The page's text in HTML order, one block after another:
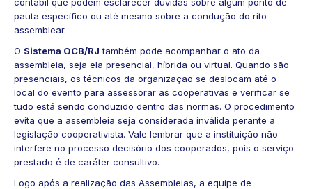
pauta específico ou até mesmo sobre a condução do rito
assemblear.
O Sistema OCB/RJ também pode acompanhar o ato da
assembleia, seja ela presencial, híbrida ou virtual. Quando são
presenciais, os técnicos da organização se deslocam até o
local do evento para assessorar as cooperativas e verificar se
tudo está sendo conduzido dentro das normas. O procedimento
evita que a assembleia seja considerada inválida perante a
legislação cooperativista. Vale lembrar que a instituição não
interfere no processo decisório dos cooperados, pois o serviço
prestado é de caráter consultivo.
Logo após a realização das Assembleias, a equipe de